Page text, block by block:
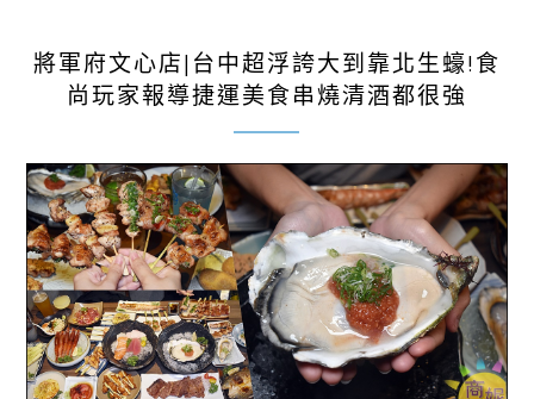
將軍府文心店|台中超浮誇大到靠北生蠔!食
尚玩家報導捷運美食串燒清酒都很強